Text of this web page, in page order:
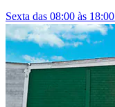
Sexta das 08:00 às 18:00